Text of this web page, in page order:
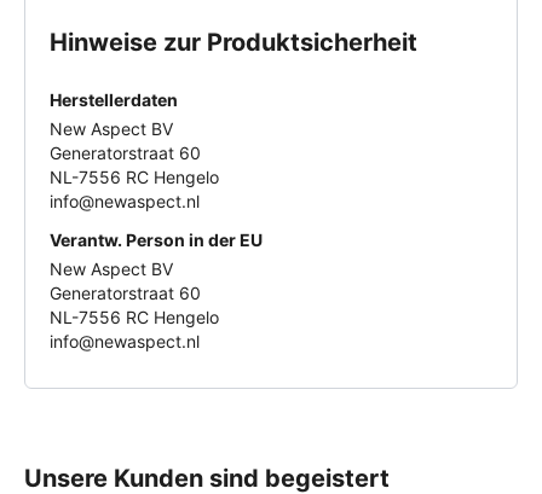
Hinweise zur Produktsicherheit
Herstellerdaten
New Aspect BV
Generatorstraat 60
NL-7556 RC Hengelo
info@newaspect.nl
Verantw. Person in der EU
New Aspect BV
Generatorstraat 60
NL-7556 RC Hengelo
info@newaspect.nl
Unsere Kunden sind begeistert